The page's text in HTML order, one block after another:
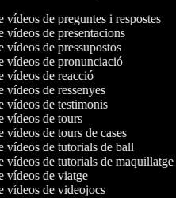
vídeos de preguntes i respostes
vídeos de presentacions
vídeos de pressupostos
vídeos de pronunciació
vídeos de reacció
vídeos de ressenyes
vídeos de testimonis
vídeos de tours
vídeos de tours de cases
vídeos de tutorials de ball
vídeos de tutorials de maquillatge
vídeos de viatge
vídeos de videojocs